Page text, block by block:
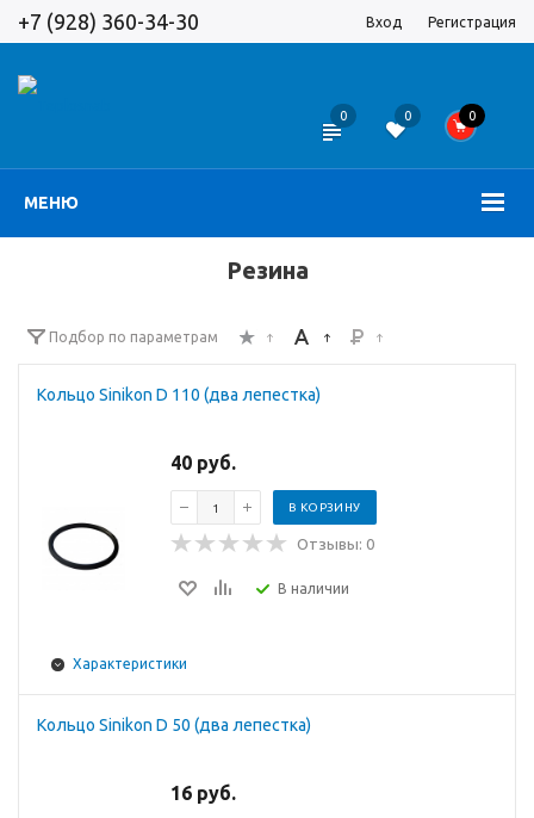
+7 (928) 360-34-30 Вход Регистрация
МЕНЮ
0 0 0
Резина
Подбор по параметрам
Кольцо Sinikon D 110 (два лепестка)
40 руб.
В КОРЗИНУ
Отзывы: 0
В наличии
Характеристики
Кольцо Sinikon D 50 (два лепестка)
16 руб.